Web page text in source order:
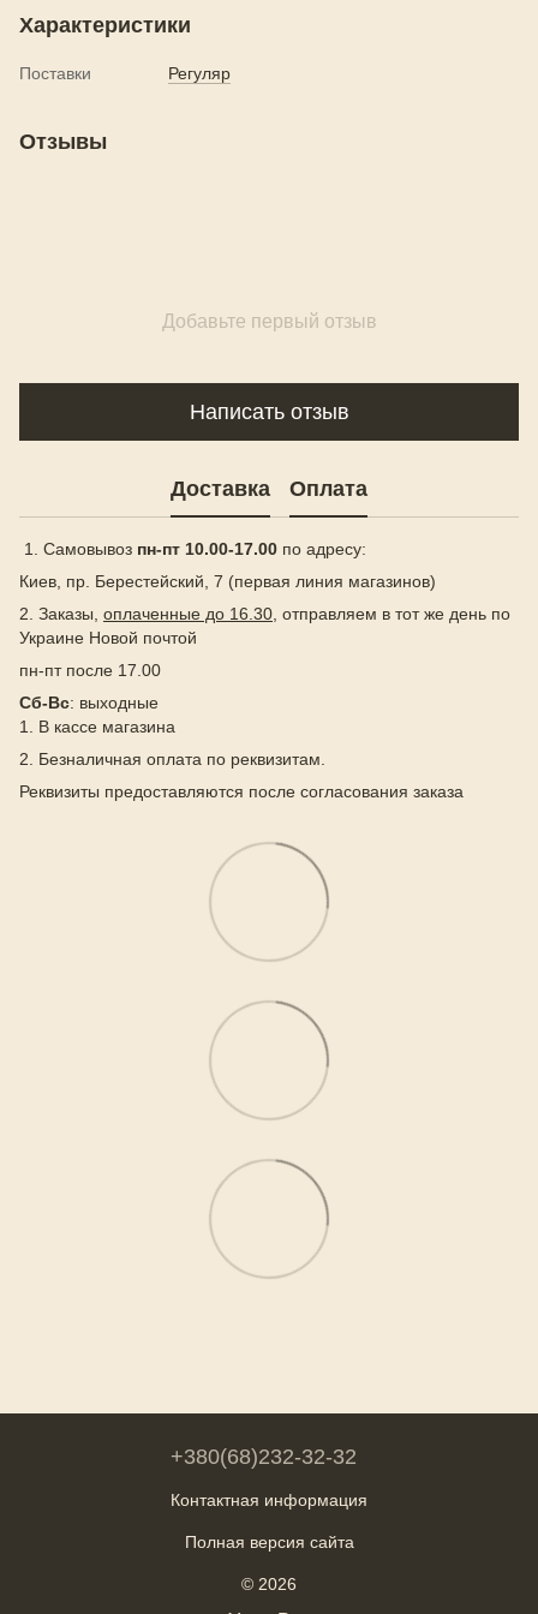
Характеристики
Поставки Регуляр
Отзывы
Добавьте первый отзыв
Написать отзыв
Доставка Оплата
1. Самовывоз пн-пт 10.00-17.00 по адресу:
Киев, пр. Берестейский, 7 (первая линия магазинов)
2. Заказы, оплаченные до 16.30, отправляем в тот же день по
Украине Новой почтой
пн-пт после 17.00
Сб-Вс: выходные
1. В кассе магазина
2. Безналичная оплата по реквизитам.
Реквизиты предоставляются после согласования заказа
+380(68)232-32-32
Контактная информация
Полная версия сайта
© 2026